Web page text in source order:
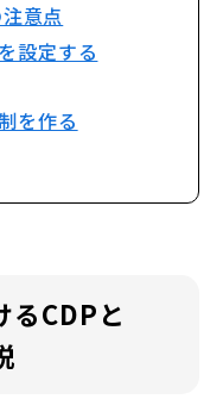
意点
設定する
を作る
るCDPと